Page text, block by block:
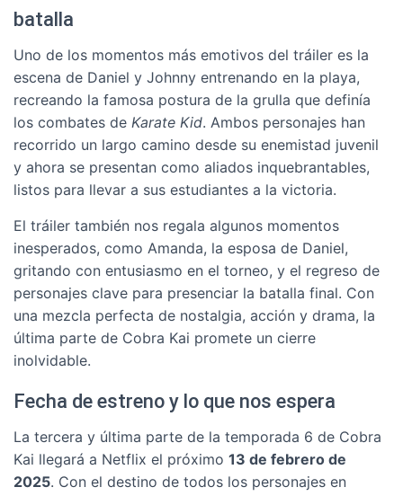
batalla
Uno de los momentos más emotivos del tráiler es la
escena de Daniel y Johnny entrenando en la playa,
recreando la famosa postura de la grulla que definía
los combates de Karate Kid. Ambos personajes han
recorrido un largo camino desde su enemistad juvenil
y ahora se presentan como aliados inquebrantables,
listos para llevar a sus estudiantes a la victoria.
El tráiler también nos regala algunos momentos
inesperados, como Amanda, la esposa de Daniel,
gritando con entusiasmo en el torneo, y el regreso de
personajes clave para presenciar la batalla final. Con
una mezcla perfecta de nostalgia, acción y drama, la
última parte de Cobra Kai promete un cierre
inolvidable.
Fecha de estreno y lo que nos espera
La tercera y última parte de la temporada 6 de Cobra
Kai llegará a Netflix el próximo 13 de febrero de
2025. Con el destino de todos los personajes en